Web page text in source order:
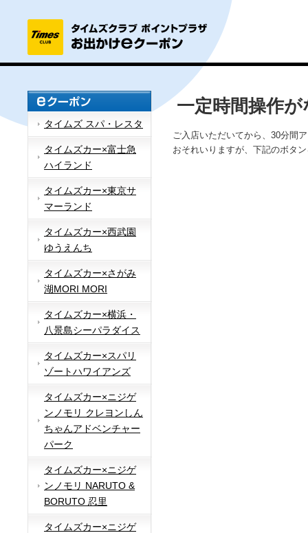
タイムズ スパ・レスタ
タイムズカー×富士急
ハイランド
タイムズカー×東京サ
マーランド
タイムズカー×西武園
ゆうえんち
タイムズカー×さがみ
湖MORI MORI
タイムズカー×横浜・
八景島シーパラダイス
タイムズカー×スパリ
ゾートハワイアンズ
タイムズカー×ニジゲ
ンノモリ クレヨンしん
ちゃんアドベンチャー
パーク
タイムズカー×ニジゲ
ンノモリ NARUTO &
BORUTO 忍里
タイムズカー×ニジゲ
一定時間操作
ご入店いただいてから、30分間
おそれいりますが、下記のボタ